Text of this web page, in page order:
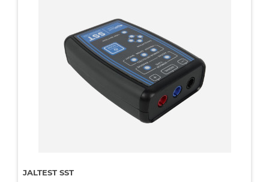
JALTEST SST